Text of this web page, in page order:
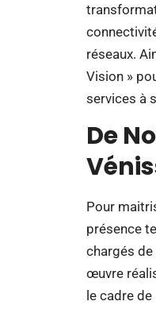
réseaux.
Vision »
services à
De
Pour
présence
chargés
œuvre
le cadre